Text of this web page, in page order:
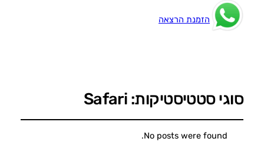
הזמנת הרצאה
סוגי סטטיסטיקות: Safari
No posts were found.